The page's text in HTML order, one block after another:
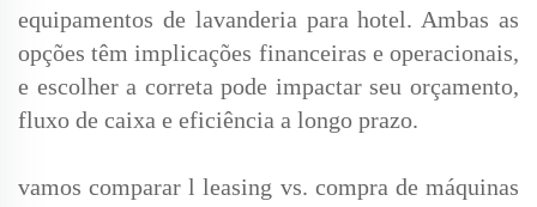
equipamentos de lavanderia para hotel. Ambas as
opções têm implicações financeiras e operacionais,
e escolher a correta pode impactar seu orçamento,
fluxo de caixa e eficiência a longo prazo.
vamos compararlleasing vs. compra de máquinas